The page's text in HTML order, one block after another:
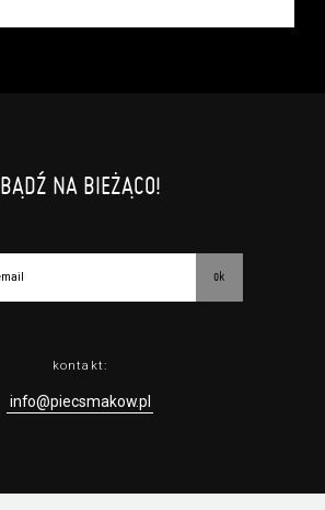
BĄDŹ NA BIEŻĄCO!
ok
kontakt:
info@piecsmakow.pl